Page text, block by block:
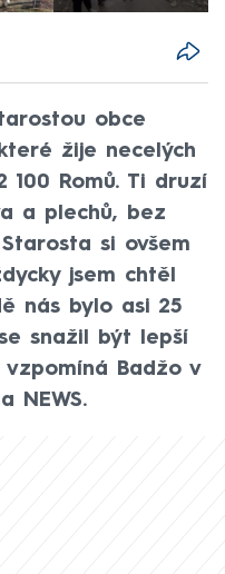
obce
žije necelých
100 Romů. Ti druzí
a plechů, bez
si ovšem
jsem chtěl
nás bylo asi 25
snažil být lepší
Badžo v
NEWS.